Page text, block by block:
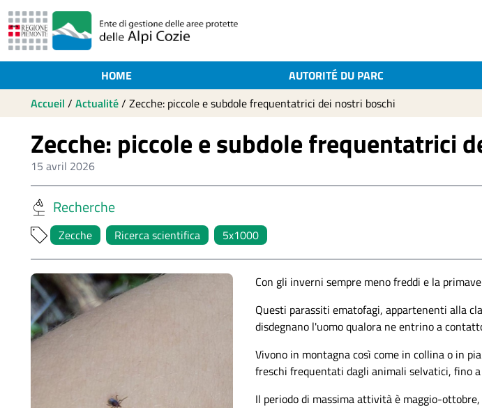
HOME AUTORITÉ DU PARC
Accueil / Actualité/ Zecche: piccole e subdole frequentatrici dei nostri boschi
Zecche: piccole e subdole frequentatrici
15 avril 2026
Recherche
Zecche Ricerca scientifica 5x1000
Con gli inverni sempre meno freddi e la
Questi parassiti ematofagi, appartenenti alla
disdegnano l'uomo qualora ne entrino a
Vivono in montagna così come in collina o in
freschi frequentati dagli animali selvatici, fino
Il periodo di massima attività è maggio-